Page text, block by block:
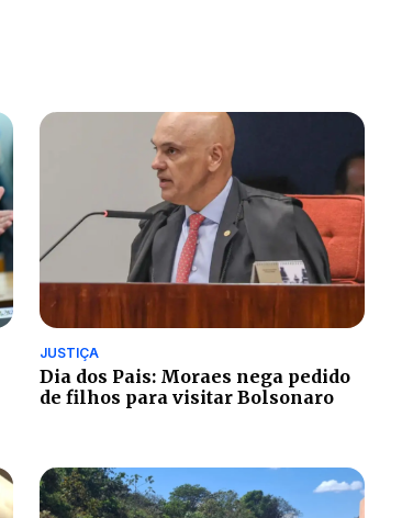
JUSTIÇA
Dia dos Pais: Moraes nega pedido
de filhos para visitar Bolsonaro